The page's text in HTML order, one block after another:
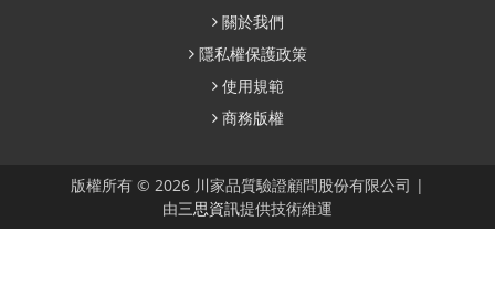
關於我們
隱私權保護政策
使用規範
商務版權
版權所有 © 2026 川家品質驗證顧問股份有限公司 |
由三思資訊提供技術維運